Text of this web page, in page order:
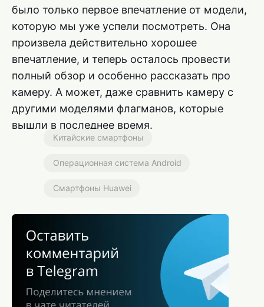
было только первое впечатление от модели,
которую мы уже успели посмотреть. Она
произвела действительно хорошее
впечатление, и теперь осталось провести
полный обзор и особенно рассказать про
камеру. А может, даже сравнить камеру с
другими моделями флагманов, которые
вышли в последнее время.
Китайские смартфоны
Операционная система Android
Смартфоны Huawei